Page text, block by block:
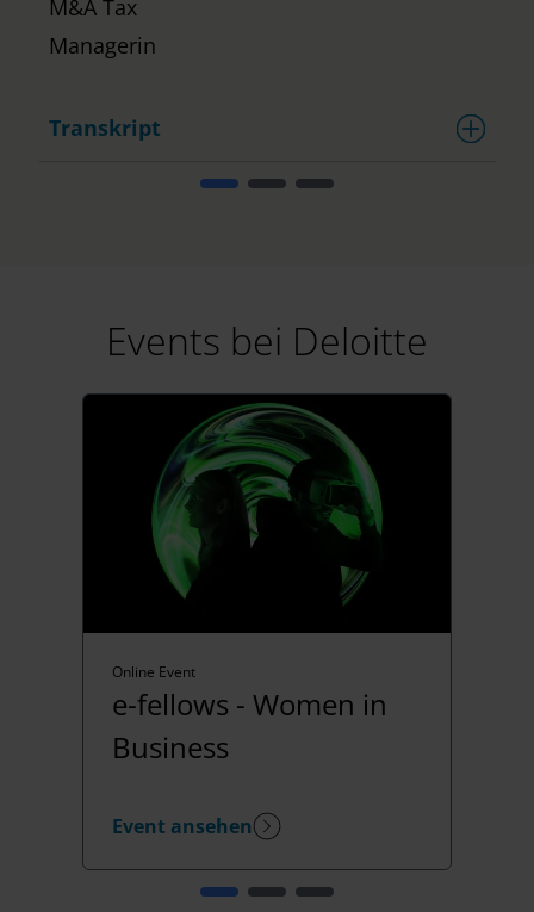
M&A Tax
Managerin
Transkript
Events bei Deloitte
Online Event
e-fellows - Women in
Business
Event ansehen